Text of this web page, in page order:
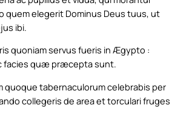
quem elegerit Dominus Deus tuus, ut
ibi.
quoniam servus fueris in Ægypto :
facies quæ præcepta sunt.
quoque tabernaculorum celebrabis per
collegeris de area et torculari fruges